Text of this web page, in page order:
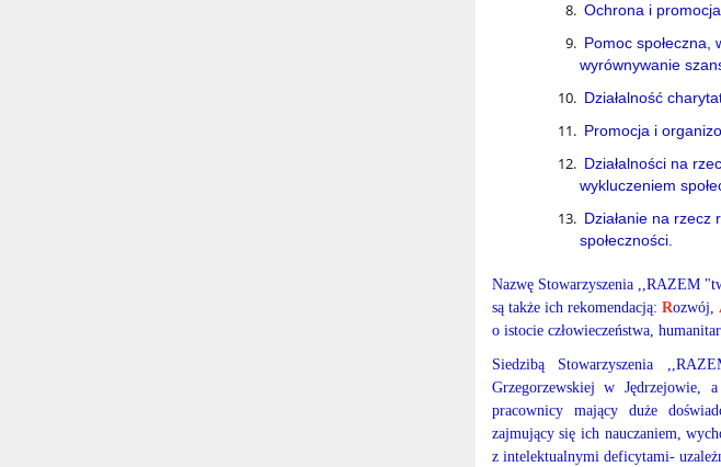
Ochrona i
Pomoc
wyrównywanie
Działalność
Promocja i
Działalności na
wykluczeniem
Działanie na
społeczności.
Nazwę Stowarzyszenia ,,RAZEM
są także ich rekomendacją: Rozwój,
o istocie człowieczeństwa,
Siedzibą Stowarzyszenia
Grzegorzewskiej w Jędrzejowie,
pracownicy mający duże
zajmujący się ich nauczaniem,
z intelektualnymi deficytami-